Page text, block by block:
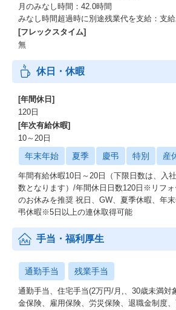
月のみなし時間：42.0時間
みなし時間超過時に別途残業代を支給：支給
[フレックスタイム]
無
休日・休暇
[年間休日]
120日
[年次有給休暇]
10～20日
年末年始 夏季 慶弔 特別 産
年間有給休暇10日～20日（下限日数は、入
数となります）/年間休日日数120日※リフォ
のお休みを推奨 祝日、GW、夏季休暇、年
弔休暇※5日以上の連休取得可能
手当・福利厚生
通勤手当 残業手当
通勤手当、住宅手当(2万円/月,、30歳未満対
金保険、雇用保険、労災保険、退職金制度